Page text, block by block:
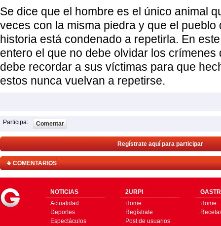
Se dice que el hombre es el único animal
veces con la misma piedra y que el pueblo
historia está condenado a repetirla. En
entero el que no debe olvidar los crímenes
debe recordar a sus víctimas para que
estos nunca vuelvan a repetirse.
Participa: Comentar
Regístrate aquí para participar
COMENTARIOS
NOTICIAS
Actualidad
Deportes
Espectáculos
2URPI
Home
Regístrate
Post de usuarios
Home